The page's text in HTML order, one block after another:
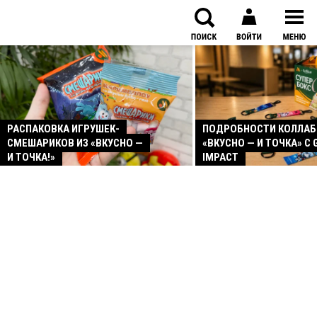
РАСПАКОВКА ИГРУШЕК-
СМЕШАРИКОВ ИЗ «ВКУСНО —
И ТОЧКА!»
ПОДРОБНОСТИ
«ВКУСНО — И ТОЧКА» С
IMPACT